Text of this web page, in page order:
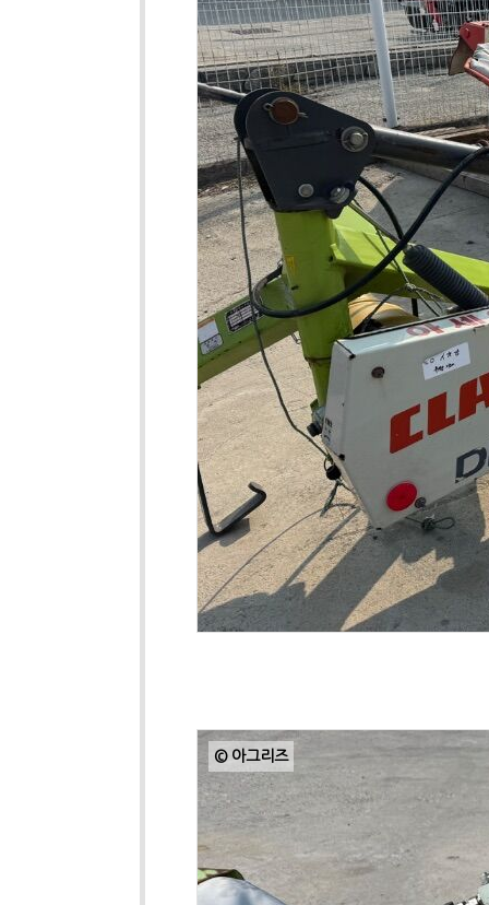
© 아그리즈